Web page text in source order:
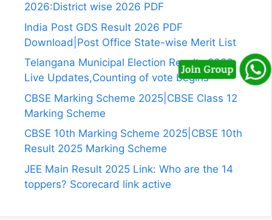
2026:District wise 2026 PDF
India Post GDS Result 2026 PDF
Download|Post Office State-wise Merit List
Telangana Municipal Election Results 2026
Live Updates,Counting of vote begins
CBSE Marking Scheme 2025|CBSE Class 12
Marking Scheme
CBSE 10th Marking Scheme 2025|CBSE 10th
Result 2025 Marking Scheme
JEE Main Result 2025 Link: Who are the 14
toppers? Scorecard link active